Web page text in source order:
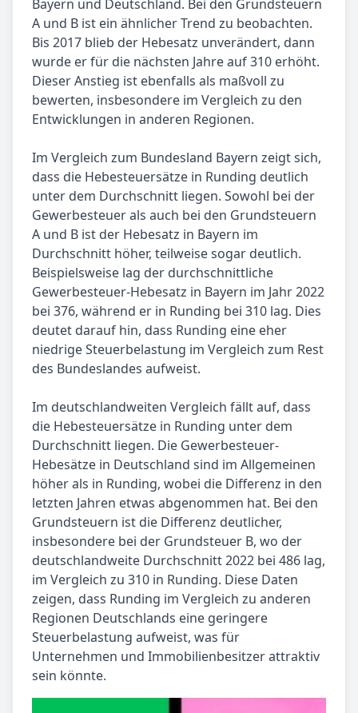
Bayern und Deutschland. Bei den Grundsteuern
A und B ist ein ähnlicher Trend zu beobachten.
Bis 2017 blieb der Hebesatz unverändert, dann
wurde er für die nächsten Jahre auf 310 erhöht.
Dieser Anstieg ist ebenfalls als maßvoll zu
bewerten, insbesondere im Vergleich zu den
Entwicklungen in anderen Regionen.
Im Vergleich zum Bundesland Bayern zeigt sich,
dass die Hebesteuersätze in Runding deutlich
unter dem Durchschnitt liegen. Sowohl bei der
Gewerbesteuer als auch bei den Grundsteuern
A und B ist der Hebesatz in Bayern im
Durchschnitt höher, teilweise sogar deutlich.
Beispielsweise lag der durchschnittliche
Gewerbesteuer-Hebesatz in Bayern im Jahr 2022
bei 376, während er in Runding bei 310 lag. Dies
deutet darauf hin, dass Runding eine eher
niedrige Steuerbelastung im Vergleich zum Rest
des Bundeslandes aufweist.
Im deutschlandweiten Vergleich fällt auf, dass
die Hebesteuersätze in Runding unter dem
Durchschnitt liegen. Die Gewerbesteuer-
Hebesätze in Deutschland sind im Allgemeinen
höher als in Runding, wobei die Differenz in den
letzten Jahren etwas abgenommen hat. Bei den
Grundsteuern ist die Differenz deutlicher,
insbesondere bei der Grundsteuer B, wo der
deutschlandweite Durchschnitt 2022 bei 486 lag,
im Vergleich zu 310 in Runding. Diese Daten
zeigen, dass Runding im Vergleich zu anderen
Regionen Deutschlands eine geringere
Steuerbelastung aufweist, was für
Unternehmen und Immobilienbesitzer attraktiv
sein könnte.